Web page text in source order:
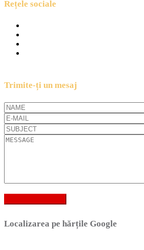
Rețele sociale
Trimite-ți un mesaj
Localizarea pe hărțile Google